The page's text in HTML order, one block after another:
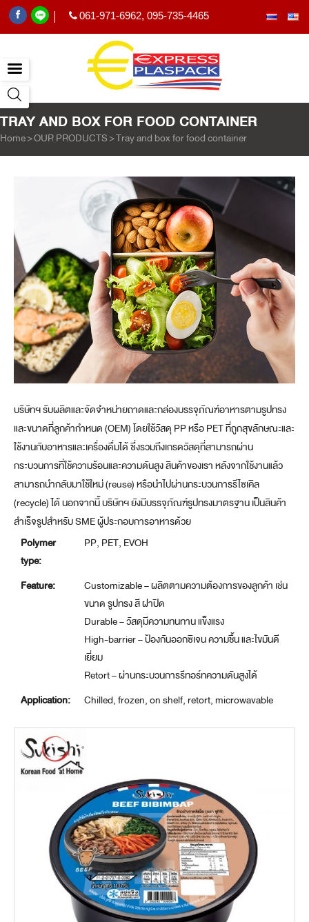
061-971-6962, 095-735-4465
TRAY AND BOX FOR FOOD CONTAINER
Home>OUR PRODUCTS>Tray and box for food container
บริษัทฯ รับผลิตและจัดจำหน่ายถาดและกล่องบรรจุภัณฑ์อาหารตามรูปทรง
และขนาดที่ลูกค้ากำหนด (OEM) โดยใช้วัสดุ PP หรือ PET ที่ถูกสุขลักษณะและ
ใช้งานกับอาหารและเครื่องดื่มได้ ซึ่งรวมถึงเกรดวัสดุที่สามารถผ่าน
กระบวนการที่ใช้ความร้อนและความดันสูง สินค้าของเรา หลังจากใช้งานแล้ว
สามารถนำกลับมาใช้ใหม่ (reuse) หรือนำไปผ่านกระบวนการรีไซเคิล
(recycle) ได้ นอกจากนี้ บริษัทฯ ยังมีบรรจุภัณฑ์รูปทรงมาตรฐาน เป็นสินค้า
สำเร็จรูปสำหรับ SME ผู้ประกอบการอาหารด้วย
Polymer
type:
PP, PET, EVOH
Feature:
Customizable – ผลิตตามความต้องการของลูกค้า เช่น
ขนาด รูปทรง สี ฝาปิด
Durable – วัสดุมีความทนทาน แข็งแรง
High-barrier – ป้องกันออกซิเจน ความชื้น และไขมันดี
เยี่ยม
Retort – ผ่านกระบวนการรีทอร์ทความดันสูงได้
Application:
Chilled, frozen, on shelf, retort, microwavable